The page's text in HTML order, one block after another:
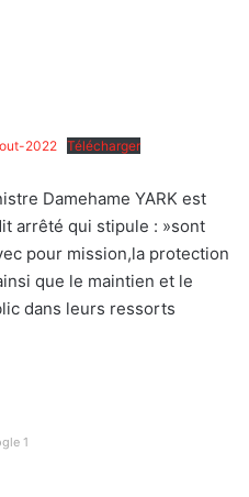
2022 Télécharger
Damehame YARK est
arrêté qui stipule : »sont
pour mission,la protection
que le maintien et le
dans leurs ressorts
1